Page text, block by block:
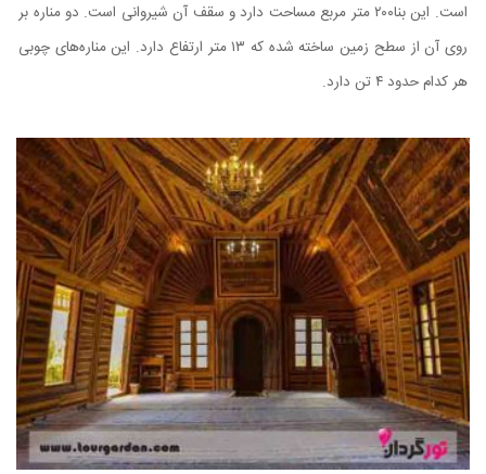
است. این بنا۲۰۰ متر مربع مساحت دارد و سقف آن شیروانی است. دو مناره بر
روی آن از سطح زمین ساخته شده که ۱۳ متر ارتفاع دارد. این مناره‌های چوبی
هر کدام حدود ۴ تن دارد.